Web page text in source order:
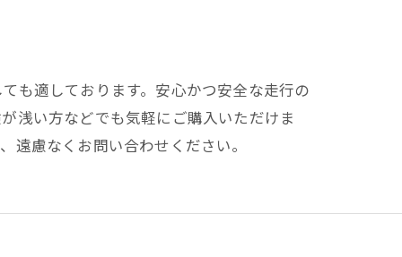
も適しております。安心かつ安全な走行の
浅い方などでも気軽にご購入いただけま
慮なくお問い合わせください。